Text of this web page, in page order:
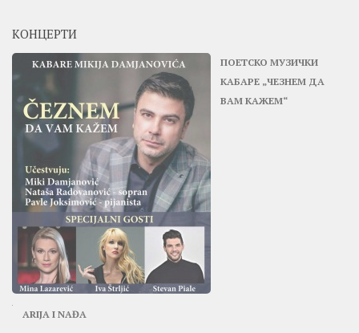
КОНЦЕРТИ
ПОЕТСКО МУЗИЧКИ
КАБАРЕ „ЧЕЗНЕМ ДА
ВАМ КАЖЕМ“
ARIJA I NAĐA